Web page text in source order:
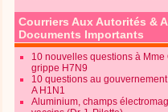
Courriers Aux Autorités &
Documents Importants
10 nouvelles questions à Mme
grippe H7N9
10 questions au
A H1N1
Aluminium, champs